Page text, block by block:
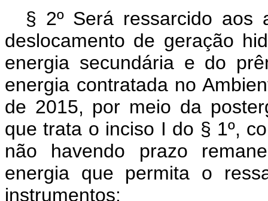
§ 2º Será ressarcido aos
deslocamento de geração
energia secundária e do
energia contratada no
de 2015, por meio da
que trata o inciso I do § 1º,
não havendo prazo
energia que permita o
instrumentos: